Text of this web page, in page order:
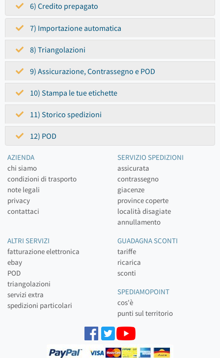
6) Credito prepagato
7) Importazione automatica
8) Triangolazioni
9) Assicurazione, Contrassegno e POD
10) Stampa le tue etichette
11) Storico spedizioni
12) POD
AZIENDA
chi siamo
condizioni di trasporto
note legali
privacy
contattaci
SERVIZIO SPEDIZIONI
assicurata
contrassegno
giacenze
province coperte
località disagiate
annullamento
ALTRI SERVIZI
fatturazione elettronica
ebay
POD
triangolazioni
servizi extra
spedizioni particolari
GUADAGNA SCONTI
tariffe
ricarica
sconti
SPEDIAMOPOINT
cos'è
punti sul territorio